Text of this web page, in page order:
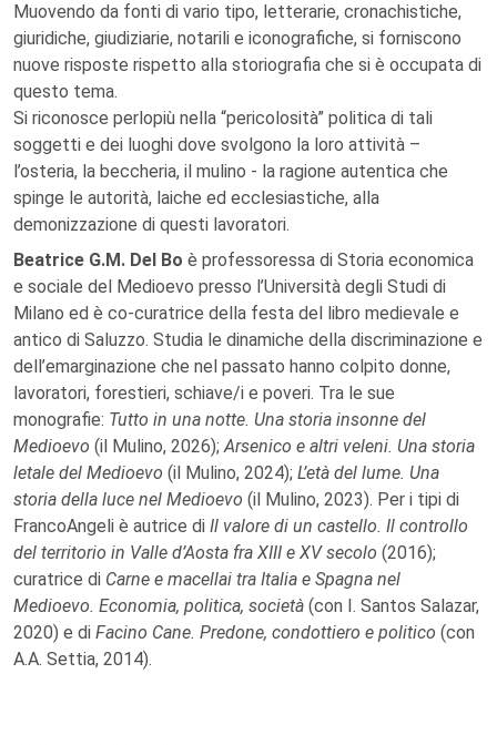
Muovendo da fonti di vario tipo, letterarie, cronachistiche,
giuridiche, giudiziarie, notarili e iconografiche, si forniscono
nuove risposte rispetto alla storiografia che si è occupata di
questo tema.
Si riconosce perlopiù nella “pericolosità” politica di tali
soggetti e dei luoghi dove svolgono la loro attività –
l’osteria, la beccheria, il mulino - la ragione autentica che
spinge le autorità, laiche ed ecclesiastiche, alla
demonizzazione di questi lavoratori.
Beatrice G.M. Del Bo è professoressa di Storia economica
e sociale del Medioevo presso l’Università degli Studi di
Milano ed è co-curatrice della festa del libro medievale e
antico di Saluzzo. Studia le dinamiche della discriminazione e
dell’emarginazione che nel passato hanno colpito donne,
lavoratori, forestieri, schiave/i e poveri. Tra le sue
monografie: Tutto in una notte. Una storia insonne del
Medioevo (il Mulino, 2026);Arsenico e altri veleni. Una storia
letale del Medioevo (il Mulino, 2024); L’età del lume. Una
storia della luce nel Medioevo (il Mulino, 2023). Per i tipi di
FrancoAngeli è autrice di Il valore di un castello. Il controllo
del territorio in Valle d’Aosta fra XIII e XV secolo (2016);
curatrice di Carne e macellai tra Italia e Spagna nel
Medioevo. Economia, politica, società (con I. Santos Salazar,
2020) e di Facino Cane. Predone, condottiero e politico (con
A.A. Settia, 2014).